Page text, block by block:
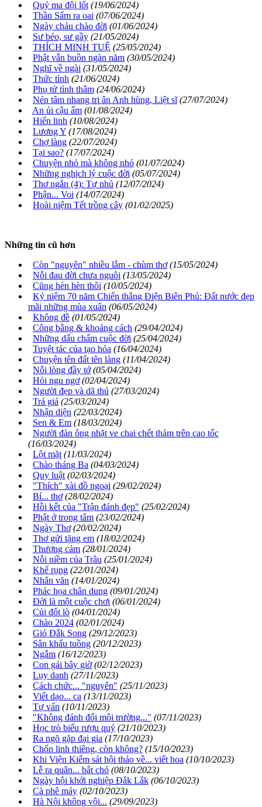
Quỷ ma đội lốt (19/06/2024)
Thần Sấm ra oai (07/06/2024)
Ngày cháu chào đời (01/06/2024)
Sư béo, sư gầy (21/05/2024)
THÍCH MINH TUỆ (25/05/2024)
Phật vẫn buồn ngàn năm (30/05/2024)
Nghĩ về ngài (31/05/2024)
Thức tỉnh (21/06/2024)
Phụ tử tình thâm (24/06/2024)
Nén tâm nhang tri ân Anh hùng, Liệt sĩ (27/07/2024)
An ủi cậu ấm (01/08/2024)
Hiển linh (10/08/2024)
Lương Y (17/08/2024)
Chợ làng (22/07/2024)
Tại sao? (17/07/2024)
Chuyện nhỏ mà không nhỏ (01/07/2024)
Những nghịch lý cuộc đời (05/07/2024)
Thơ ngắn (4): Tự nhủ (12/07/2024)
Phận... Voi (14/07/2024)
Hoài niệm Tết trồng cây (01/02/2025)
Những tin cũ hơn
Còn "nguyên" nhiều lắm - chùm thơ (15/05/2024)
Nỗi đau đời chưa nguôi (13/05/2024)
Cũng hèn hèn thôi (10/05/2024)
Kỷ niệm 70 năm Chiến thắng Điện Biên Phủ: Đất nước đẹp
mãi những mùa xuân (06/05/2024)
Không đề (01/05/2024)
Công bằng & khoảng cách (29/04/2024)
Những dấu chấm cuộc đời (25/04/2024)
Tuyệt tác của tạo hóa (16/04/2024)
Chuyện tên đất tên làng (11/04/2024)
Nỗi lòng đầy tớ (05/04/2024)
Hỏi ngu ngơ (02/04/2024)
Người đẹp và dã thú (27/03/2024)
Trả giá (25/03/2024)
Nhận diện (22/03/2024)
Sen & Em (18/03/2024)
Người đàn ông nhặt ve chai chết thảm trên cao tốc
(16/03/2024)
Lột mặt (11/03/2024)
Chào tháng Ba (04/03/2024)
Quy luật (02/03/2024)
"Thích" xài đồ ngoại (29/02/2024)
Bí... thơ (28/02/2024)
Hồi kết của "Trận đánh đẹp" (25/02/2024)
Phật ở trong tâm (23/02/2024)
Ngày Thơ (20/02/2024)
Thơ gửi tặng em (18/02/2024)
Thương cảm (28/01/2024)
Nỗi niềm của Trâu (25/01/2024)
Khế rụng (22/01/2024)
Nhân văn (14/01/2024)
Phác họa chân dung (09/01/2024)
Đời là một cuộc chơi (06/01/2024)
Củi đốt lò (04/01/2024)
Chào 2024 (02/01/2024)
Gió Đắk Song (29/12/2023)
Sân khấu tuồng (20/12/2023)
Ngẫm (16/12/2023)
Con gái bây giờ (02/12/2023)
Lụy danh (27/11/2023)
Cách chức... "nguyên" (25/11/2023)
Viết dạo... ca (13/11/2023)
Tự vấn (10/11/2023)
"Không đánh đổi môi trường..." (07/11/2023)
Học trò biếu rượu quý (21/10/2023)
Ra ngõ gặp đại gia (17/10/2023)
Chốn linh thiêng, còn không? (15/10/2023)
Khi Viện Kiểm sát hội thảo về... viết hoa (10/10/2023)
Lễ ra quân... bắt chó (08/10/2023)
Ngày hội khởi nghiệp Đắk Lắk (06/10/2023)
Cà phê máy (02/10/2023)
Hà Nội không vội... (29/09/2023)